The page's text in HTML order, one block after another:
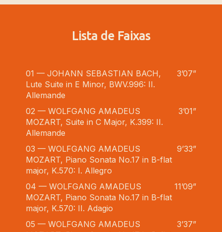
Lista de Faixas
01 — JOHANN SEBASTIAN BACH,
Lute Suite in E Minor, BWV.996: II.
Allemande
3’07”
02 — WOLFGANG AMADEUS
MOZART, Suite in C Major, K.399: II.
Allemande
3’01”
03 — WOLFGANG AMADEUS
MOZART, Piano Sonata No.17 in B-flat
major, K.570: I. Allegro
9’33”
04 — WOLFGANG AMADEUS
MOZART, Piano Sonata No.17 in B-flat
major, K.570: II. Adagio
11’09”
05 — WOLFGANG AMADEUS
3’37”